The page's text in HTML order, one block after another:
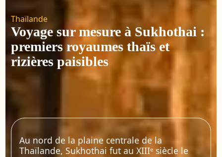
Thaïlande
Voyage sur mesure à Sukhothai :
premiers royaumes thaïs et
rizières paisibles
Au nord de la plaine centrale de la
Thaïlande, Sukhothai fut au XIIIᵉ siècle le